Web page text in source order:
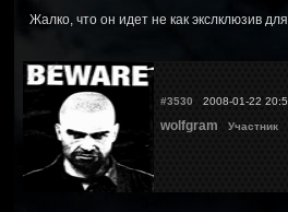
Жалко, что он идет не как экслклюзив
#3530 2008-01-22
wolfgram Участник